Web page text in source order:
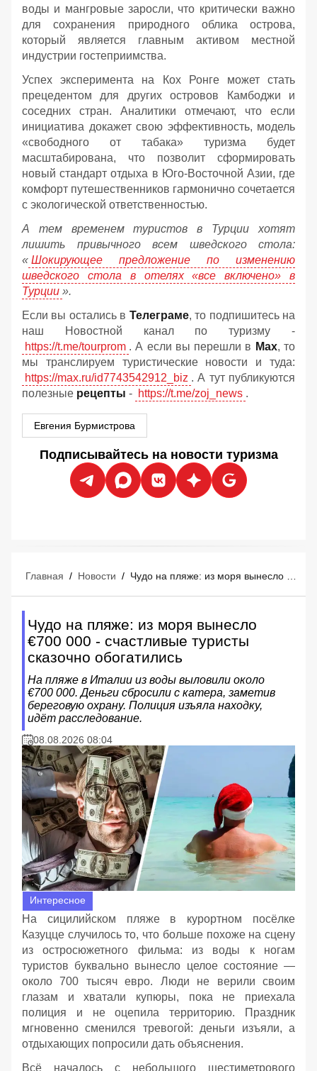
воды и мангровые заросли, что критически важно
для сохранения природного облика острова,
который является главным активом местной
индустрии гостеприимства.
Успех эксперимента на Кох Ронге может стать
прецедентом для других островов Камбоджи и
соседних стран. Аналитики отмечают, что если
инициатива докажет свою эффективность, модель
«свободного от табака» туризма будет
масштабирована, что позволит сформировать
новый стандарт отдыха в Юго-Восточной Азии, где
комфорт путешественников гармонично сочетается
с экологической ответственностью.
А тем временем туристов в Турции хотят
лишить привычного всем шведского стола:
« Шокирующее предложение по изменению
шведского стола в отелях «все включено» в
Турции ».
Если вы остались в Телеграме, то подпишитесь на
наш Новостной канал по туризму -
https://t.me/tourprom . А если вы перешли в Мах, то
мы транслируем туристические новости и туда:
https://max.ru/id7743542912_biz . А тут публикуются
полезные рецепты - https://t.me/zoj_news .
Евгения Бурмистрова
Подписывайтесь на новости туризма
Главная / Новости /
Чудо на пляже: из моря вынесло
€700 000 - счастливые туристы
сказочно обогатились
На пляже в Италии из воды выловили около
€700 000. Деньги сбросили с катера, заметив
береговую охрану. Полиция изъяла находку,
идёт расследование.
08.08.2026 08:04
Интересное
На сицилийском пляже в курортном посёлке
Казуцце случилось то, что больше похоже на сцену
из остросюжетного фильма: из воды к ногам
туристов буквально вынесло целое состояние —
около 700 тысяч евро. Люди не верили своим
глазам и хватали купюры, пока не приехала
полиция и не оцепила территорию. Праздник
мгновенно сменился тревогой: деньги изъяли, а
отдыхающих попросили дать объяснения.
Всё началось с небольшого шестиметрового